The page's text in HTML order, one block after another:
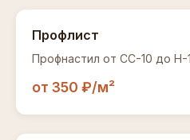
Профлист
Профнастил от СС-10 до Н-
от 350 ₽/м²